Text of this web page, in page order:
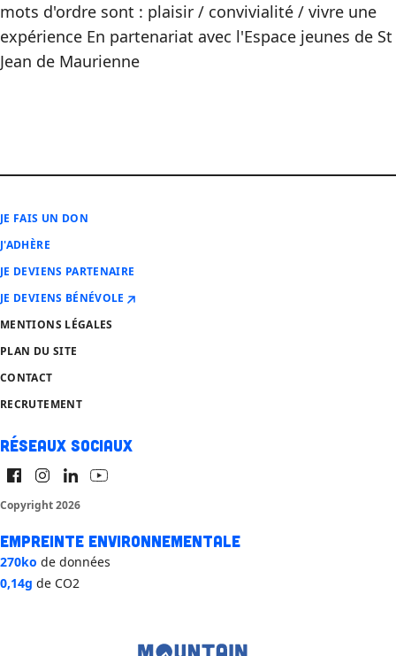
mots d'ordre sont : plaisir / convivialité / vivre une
expérience En partenariat avec l'Espace jeunes de St
Jean de Maurienne
JE FAIS UN DON
J'ADHÈRE
JE DEVIENS PARTENAIRE
JE DEVIENS BÉNÉVOLE
MENTIONS LÉGALES
PLAN DU SITE
CONTACT
RECRUTEMENT
Réseaux sociaux
Copyright 2026
Empreinte environnementale
270ko de données
0,14g de CO2